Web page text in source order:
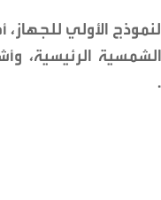
الأولي
الرئيسية،